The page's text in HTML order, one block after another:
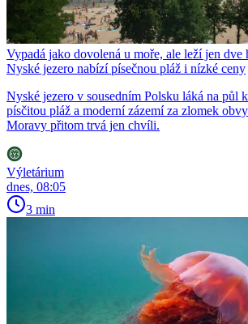
Vypadá jako dovolená u moře, ale leží jen dve
Nyské jezero nabízí písečnou pláž i nízké ceny
Nyské jezero v sousedním Polsku láká na půl
písčitou pláž a moderní zázemí za zlomek
Moravy přitom trvá jen chvíli.
Výletárium
dnes, 08:05
3 min